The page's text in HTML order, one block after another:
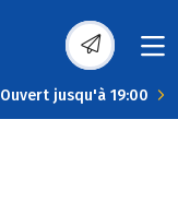
Ouvert jusqu'à 19:00